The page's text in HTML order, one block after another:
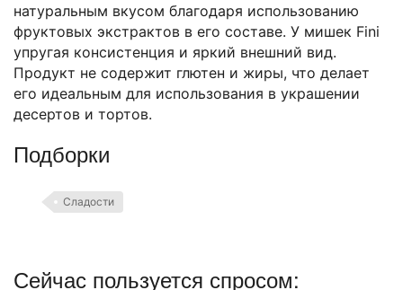
натуральным вкусом благодаря использованию
фруктовых экстрактов в его составе. У мишек Fini
упругая консистенция и яркий внешний вид.
Продукт не содержит глютен и жиры, что делает
его идеальным для использования в украшении
десертов и тортов.
Подборки
Сладости
Сейчас пользуется спросом: